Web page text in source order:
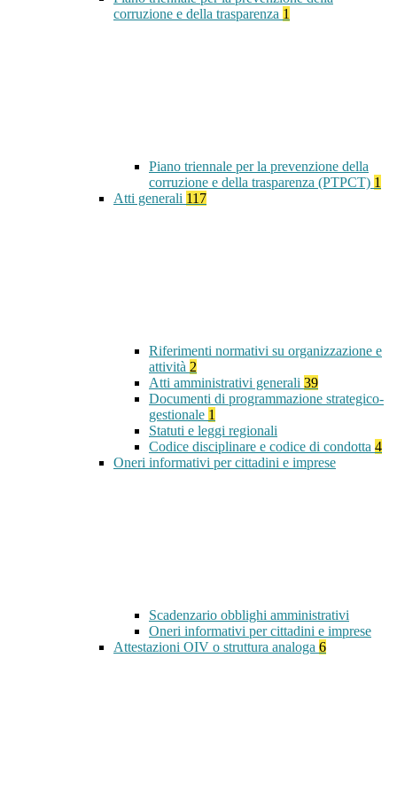
corruzione e della trasparenza 1
Piano triennale per la prevenzione della
corruzione e della trasparenza (PTPCT) 1
Atti generali 117
Riferimenti normativi su organizzazione e
attività 2
Atti amministrativi generali 39
Documenti di programmazione strategico-
gestionale 1
Statuti e leggi regionali
Codice disciplinare e codice di condotta 4
Oneri informativi per cittadini e imprese
Scadenzario obblighi amministrativi
Oneri informativi per cittadini e imprese
Attestazioni OIV o struttura analoga 6